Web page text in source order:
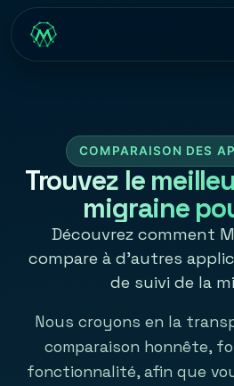
COMPARAISON DES
Trouvez le
migraine
Découvrez comment
compare à d’autres
de suivi de la
Nous croyons en la
comparaison honnête,
fonctionnalité, afin que